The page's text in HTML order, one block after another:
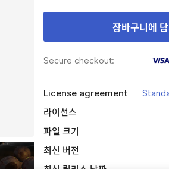
장바구니에 담
Secure checkout:
License agreement
라이선스
파일 크기
최신 버전